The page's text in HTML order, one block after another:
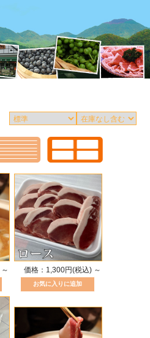
～ 価格：1,300円(税込) ～